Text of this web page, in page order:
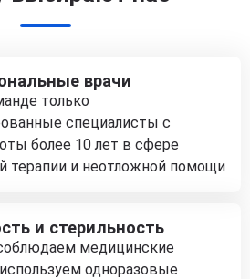
врачи
только
специалисты с
более 10 лет в сфере
терапии и неотложной помощи
и стерильность
медицинские
одноразовые